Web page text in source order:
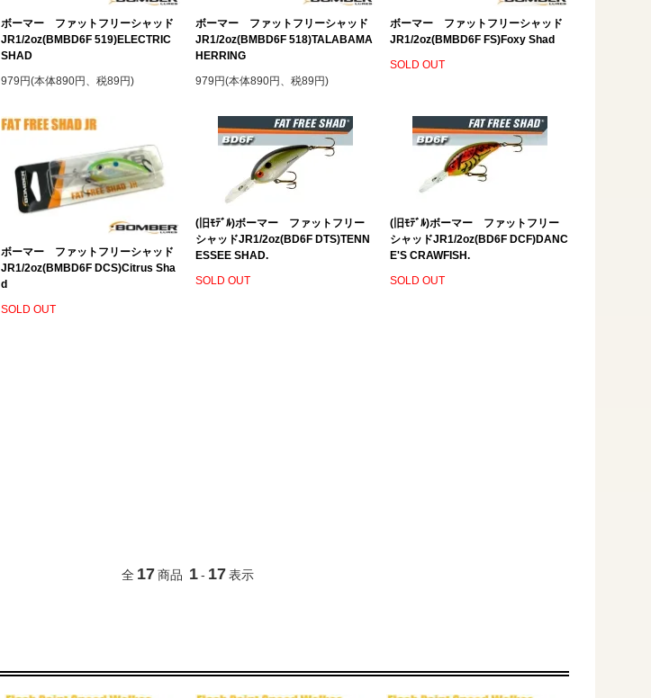
ボーマー ファットフリーシャッド
JR1/2oz(BMBD6F 519)ELECTRIC
SHAD
979円(本体890円、税89円)
ボーマー ファットフリーシャッド
JR1/2oz(BMBD6F 518)TALABAMA
HERRING
979円(本体890円、税89円)
ボーマー ファットフリーシャッド
JR1/2oz(BMBD6F FS)Foxy Shad
SOLD OUT
ボーマー ファットフリーシャッド
JR1/2oz(BMBD6F DCS)Citrus Sha
d
SOLD OUT
(旧ﾓﾃﾞﾙ)ボーマー ファットフリー
シャッドJR1/2oz(BD6F DTS)TENN
ESSEE SHAD.
SOLD OUT
(旧ﾓﾃﾞﾙ)ボーマー ファットフリー
シャッドJR1/2oz(BD6F DCF)DANC
E'S CRAWFISH.
SOLD OUT
全 17商品 1- 17表示